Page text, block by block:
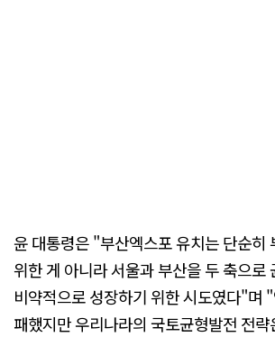
윤 대통령은 "부산엑스포 유치는 단순히
위한 게 아니라 서울과 부산을 두 축으로
비약적으로 성장하기 위한 시도였다"며
패했지만 우리나라의 국토균형발전 전